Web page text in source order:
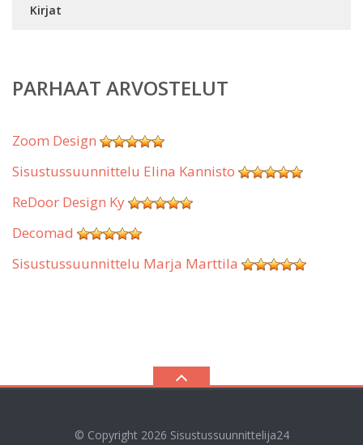
Kirjat
PARHAAT ARVOSTELUT
Zoom Design
Sisustussuunnittelu Elina Kannisto
ReDoor Design Ky
Decomad
Sisustussuunnittelu Marja Marttila
© Copyright 2026 Sisustussuunnittelija24